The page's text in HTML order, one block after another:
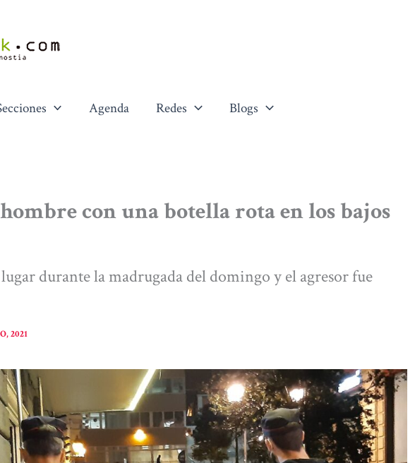
Agenda Redes Blogs
con una botella rota en los bajos
durante la madrugada del domingo y el agresor fue
2021